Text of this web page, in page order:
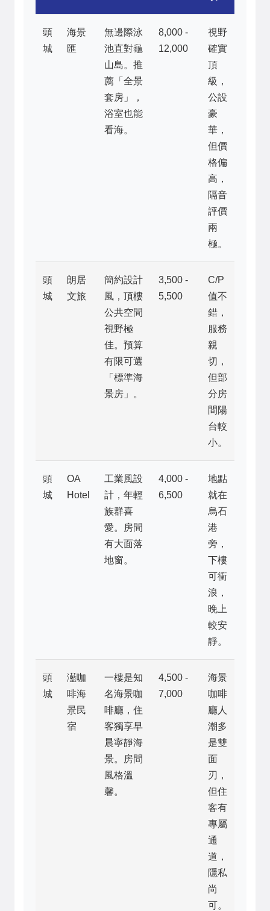
頭
城
海景
匯
無邊際泳
池直對龜
山島。推
薦「全景
套房」，
浴室也能
看海。
8,000 -
12,000
視野
確實
頂
級，
公設
豪
華，
但價
格偏
高，
隔音
評價
兩
極。
頭
城
朗居
文旅
簡約設計
風，頂樓
公共空間
視野極
佳。預算
有限可選
「標準海
景房」。
3,500 -
5,500
C/P
值不
錯，
服務
親
切，
但部
分房
間陽
台較
小。
頭
城
OA
Hotel
工業風設
計，年輕
族群喜
愛。房間
有大面落
地窗。
4,000 -
6,500
地點
就在
烏石
港
旁，
下樓
可衝
浪，
晚上
較安
靜。
頭
城
灆咖
啡海
景民
宿
一樓是知
名海景咖
啡廳，住
客獨享早
晨寧靜海
景。房間
風格溫
馨。
4,500 -
7,000
海景
咖啡
廳人
潮多
是雙
面
刃，
但住
客有
專屬
通
道，
隱私
尚
可。